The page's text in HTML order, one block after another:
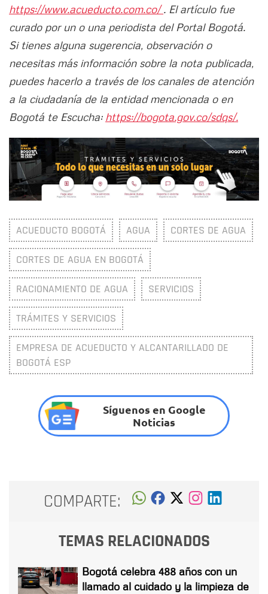
https://www.acueducto.com.co/. El artículo fue
curado por un o una periodista del Portal Bogotá.
Si tienes alguna sugerencia, observación o
necesitas más información sobre la nota publicada,
puedes hacerlo a través de los canales de atención
a la ciudadanía de la entidad mencionada o en
Bogotá te Escucha: https://bogota.gov.co/sdqs/.
ACUEDUCTO BOGOTÁ AGUA CORTES DE AGUA
CORTES DE AGUA EN BOGOTÁ
RACIONAMIENTO DE AGUA SERVICIOS
TRÁMITES Y SERVICIOS
EMPRESA DE ACUEDUCTO Y ALCANTARILLADO DE
BOGOTÁ ESP
Síguenos en Google
Noticias
COMPARTE:
TEMAS RELACIONADOS
Bogotá celebra 488 años con un
llamado al cuidado y la limpieza de